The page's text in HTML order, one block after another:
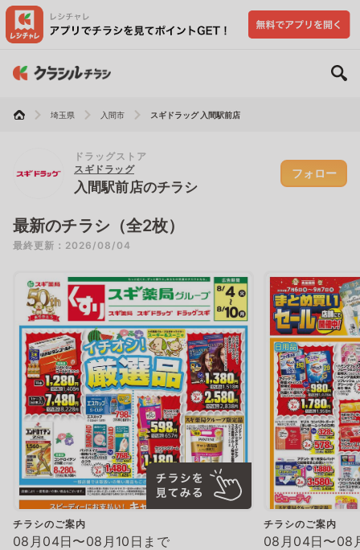
埼玉県 入間市 スギドラッグ 入間駅前店
ドラッグストア
スギドラッグ
入間駅前店のチラシ
フォロー
最新のチラシ（全2枚）
最終更新：2026/08/04
チラシのご案内
08月04日〜08月10日まで
チラシのご案内
08月04日〜08